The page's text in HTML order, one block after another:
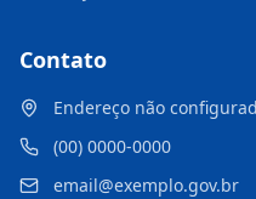
Contato
Endereço não
(00) 0000-0000
email@exemplo.gov.br